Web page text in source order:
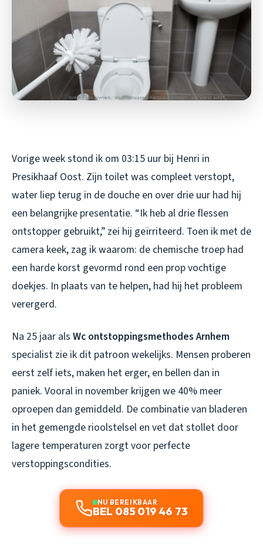
Vorige week stond ik om 03:15 uur bij Henri in
Presikhaaf Oost. Zijn toilet was compleet verstopt,
water liep terug in de douche en over drie uur had hij
een belangrijke presentatie. “Ik heb al drie flessen
ontstopper gebruikt,” zei hij geïrriteerd. Toen ik met de
camera keek, zag ik waarom: de chemische troep had
een harde korst gevormd rond een prop vochtige
doekjes. In plaats van te helpen, had hij het probleem
verergerd.
Na 25 jaar als Wc ontstoppingsmethodes Arnhem
specialist zie ik dit patroon wekelijks. Mensen proberen
eerst zelf iets, maken het erger, en bellen dan in
paniek. Vooral in november krijgen we 40% meer
oproepen dan gemiddeld. De combinatie van bladeren
in het gemengde rioolstelsel en vet dat stollet door
lagere temperaturen zorgt voor perfecte
verstoppingscondities.
NU BEREIKBAAR
BEL 085 019 46 73